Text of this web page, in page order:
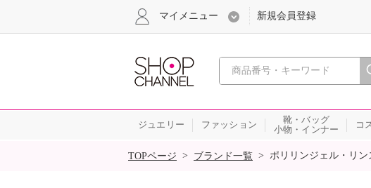
心おどる、瞬間を。通
マイメニュー 新規会員登録
ジュエリー ファッション
靴・バッグ
小物・インナー
コ
SALE
TOPページ > ブランド一覧 > ポリリンジェル・リン